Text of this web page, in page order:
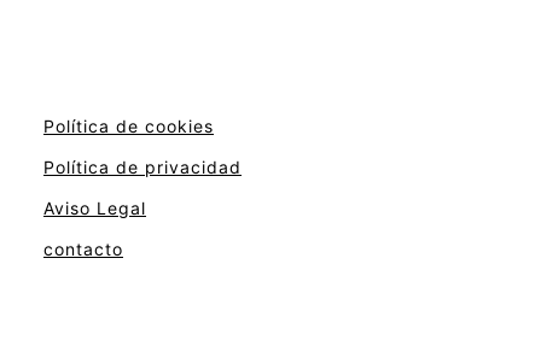
Política de cookies
Política de privacidad
Aviso Legal
contacto